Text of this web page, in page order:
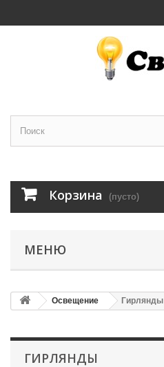
Корзина (пусто)
МЕНЮ
Освещение Гирлянды
ГИРЛЯНДЫ